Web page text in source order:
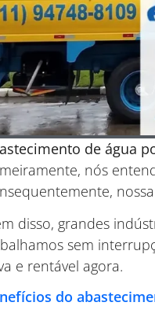
de água
nós
disso, grandes
sem
e rentável agora.
do